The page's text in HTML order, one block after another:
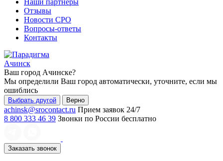
Наши партнеры
Отзывы
Новости СРО
Вопросы-ответы
Контакты
Ачинск
Ваш город Ачинске?
Мы определили Ваш город автоматически, уточните, если мы
ошиблись
Выбрать другой Верно
achinsk@srocontact.ru Прием заявок 24/7
8 800 333 46 39 Звонки по России бесплатно
Заказать звонок